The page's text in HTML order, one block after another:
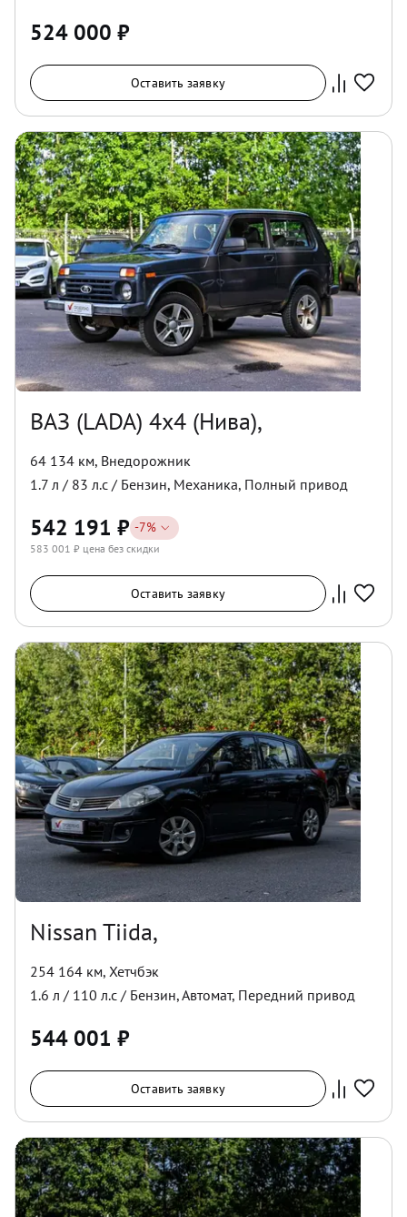
524 000 ₽
Оставить заявку
ВАЗ (LADA) 4x4 (Нива),
64 134 км, Внедорожник
1.7 л / 83 л.с / Бензин, Механика, Полный привод
542 191 ₽ -7%
583 001 ₽ цена без скидки
Оставить заявку
Nissan Tiida,
254 164 км, Хетчбэк
1.6 л / 110 л.с / Бензин,Автомат, Передний привод
544 001 ₽
Оставить заявку